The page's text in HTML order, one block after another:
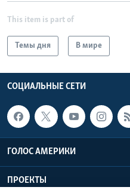
This item is part of
Темы дня В мире
СОЦИАЛЬНЫЕ СЕТИ
ГОЛОС АМЕРИКИ
ПРОЕКТЫ